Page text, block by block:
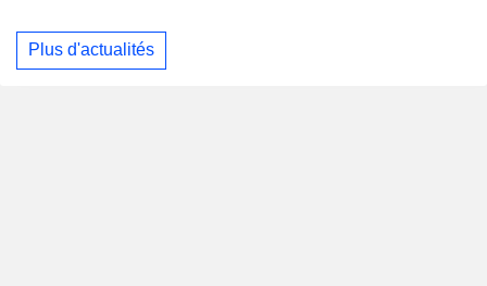
Plus d'actualités